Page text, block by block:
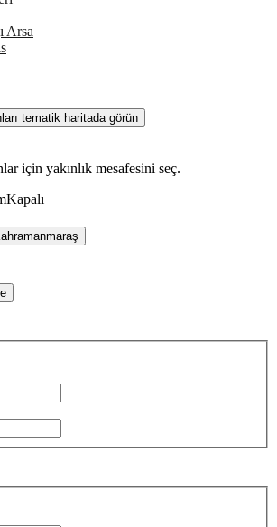
Arsa
tematik haritada görün
için yakınlık mesafesini seç.
Kapalı